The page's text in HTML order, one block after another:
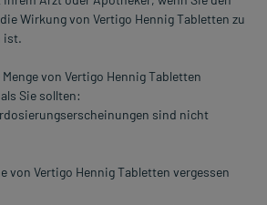
Wirkung von Vertigo Hennig Tabletten zu
ist.
von Vertigo Hennig Tabletten
Sie sollten:
sind nicht
von Vertigo Hennig Tabletten vergessen